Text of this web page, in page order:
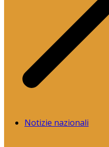
Notizie nazionali